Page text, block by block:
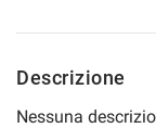
Descrizione
Nessuna